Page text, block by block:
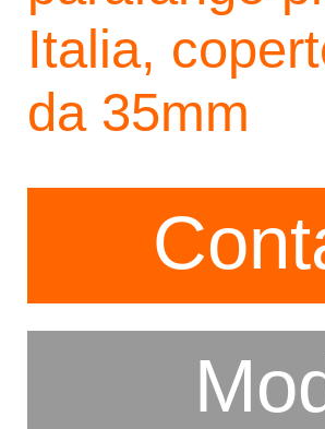
Italia,
da 35mm